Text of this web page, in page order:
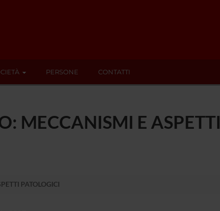
PERSONE CONTATTI
MECCANISMI E ASPETTI
PATOLOGICI